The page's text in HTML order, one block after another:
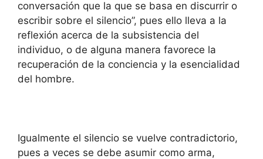
conversación que la que se basa en discurrir o
escribir sobre el silencio”, pues ello lleva a la
reflexión acerca de la subsistencia del
individuo, o de alguna manera favorece la
recuperación de la conciencia y la esencialidad
del hombre.
Igualmente el silencio se vuelve contradictorio,
pues a veces se debe asumir como arma,